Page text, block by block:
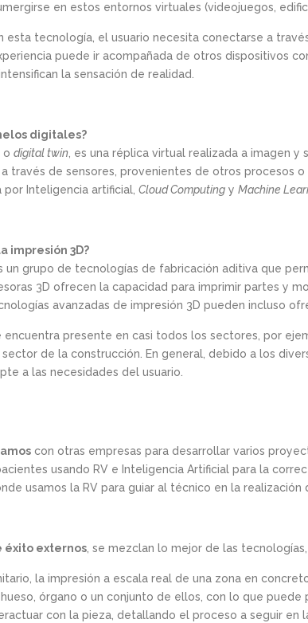
en estos entornos virtuales (videojuegos,
esta tecnología, el usuario necesita conectarse a
puede ir acompañada de otros dispositivos
la sensación de realidad.
digitales?
o digital twin, es una réplica virtual realizada a imagen
través de sensores, provenientes de otros procesos
por Inteligencia artificial, Cloud Computing y Machine
impresión 3D?
un grupo de tecnologías de fabricación aditiva que
3D ofrecen la capacidad para imprimir partes y
avanzadas de impresión 3D pueden incluso
encuentra presente en casi todos los sectores, por
sector de la construcción. En general, debido a los
a las necesidades del usuario.
con otras empresas para desarrollar varios
usando RV e Inteligencia Artificial para la
usamos la RV para guiar al técnico en la
éxito externos, se mezclan lo mejor de las
la impresión a escala real de una zona en
órgano o un conjunto de ellos, con lo que
con la pieza, detallando el proceso a seguir